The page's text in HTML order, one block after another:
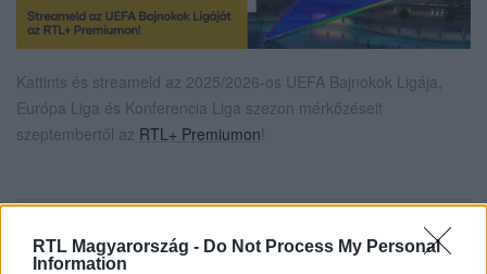
RTL Magyarország - Do Not Process My Personal
Information
Kattints és streameld az 2025/2026-os UEFA Bajnokok Ligája,
Európa Liga és Konferencia Liga szezon mérkőzéseit
szeptembertől az RTL+ Premiumon
Itt állítsd be, hogy az RTL.hu az elsők között
legyen a Google-találatokban!